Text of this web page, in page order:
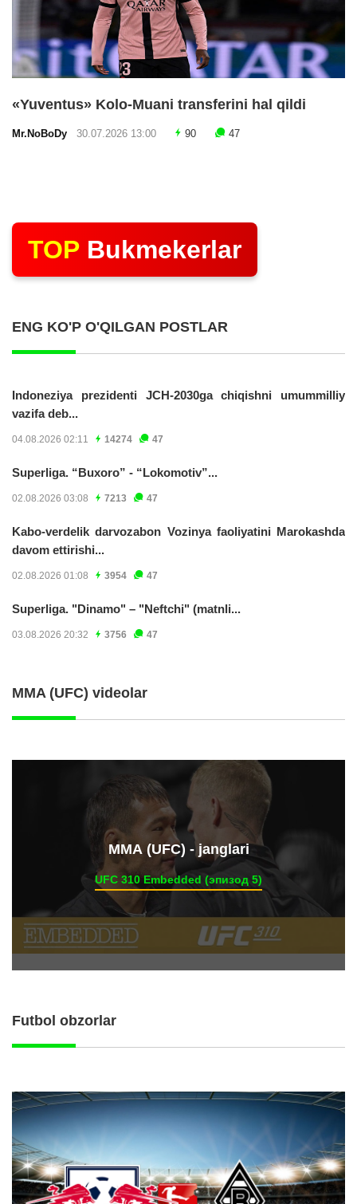
«Yuventus» Kolo-Muani transferini hal qildi
Mr.NoBoDy 30.07.2026 13:00 90 47
TOP Bukmekerlar
ENG KO'P O'QILGAN POSTLAR
Indoneziya prezidenti JCH-2030ga chiqishni umummilliy
vazifa deb...
04.08.2026 02:11 14274 47
Superliga. “Buxoro” - “Lokomotiv”...
02.08.2026 03:08 7213 47
Kabo-verdelik darvozabon Vozinya faoliyatini Marokashda
davom ettirishi...
02.08.2026 01:08 3954 47
Superliga. "Dinamo" – "Neftchi" (matnli...
03.08.2026 20:32 3756 47
MMA (UFC) videolar
ММА (UFC) - janglari
UFC 310 Embedded (эпизод 5)
Futbol obzorlar